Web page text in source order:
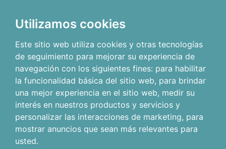
Utilizamos cookies
Este sitio web utiliza cookies y otras tecnologías
de seguimiento para mejorar su experiencia de
navegación con los siguientes fines: para habilitar
la funcionalidad básica del sitio web, para brindar
una mejor experiencia en el sitio web, medir su
interés en nuestros productos y servicios y
personalizar las interacciones de marketing, para
mostrar anuncios que sean más relevantes para
usted.